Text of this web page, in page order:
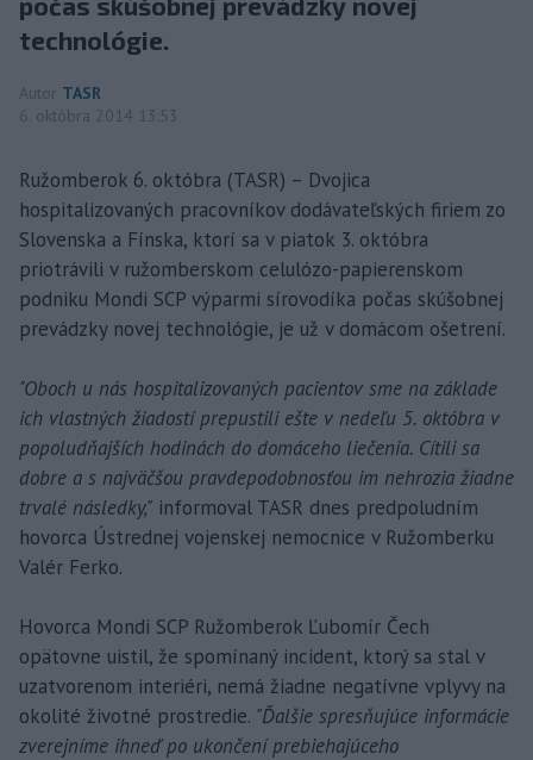
technológie.
Autor TASR
6. októbra 2014 13:53
Ružomberok 6. októbra (TASR) – Dvojica
hospitalizovaných pracovníkov dodávateľských firiem zo
Slovenska a Fínska, ktorí sa v piatok 3. októbra
priotrávili v ružomberskom celulózo-papierenskom
podniku Mondi SCP výparmi sírovodíka počas skúšobnej
prevádzky novej technológie, je už v domácom ošetrení.
"Oboch u nás hospitalizovaných pacientov sme na základe
ich vlastných žiadostí prepustili ešte v nedeľu 5. októbra v
popoludňajších hodinách do domáceho liečenia. Cítili sa
dobre a s najväčšou pravdepodobnosťou im nehrozia žiadne
trvalé následky," informoval TASR dnes predpoludním
hovorca Ústrednej vojenskej nemocnice v Ružomberku
Valér Ferko.
Hovorca Mondi SCP Ružomberok Ľubomír Čech
opätovne uistil, že spomínaný incident, ktorý sa stal v
uzatvorenom interiéri, nemá žiadne negatívne vplyvy na
okolité životné prostredie. "Ďalšie spresňujúce informácie
zverejníme ihneď po ukončení prebiehajúceho